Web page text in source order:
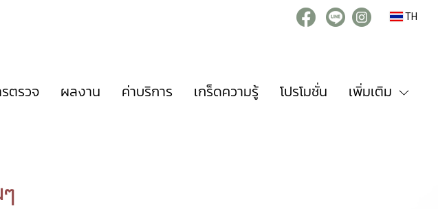
TH
ตรวจ ผลงาน ค่าบริการ เกร็ดความรู้ โปรโมชั่น เพิ่มเติม